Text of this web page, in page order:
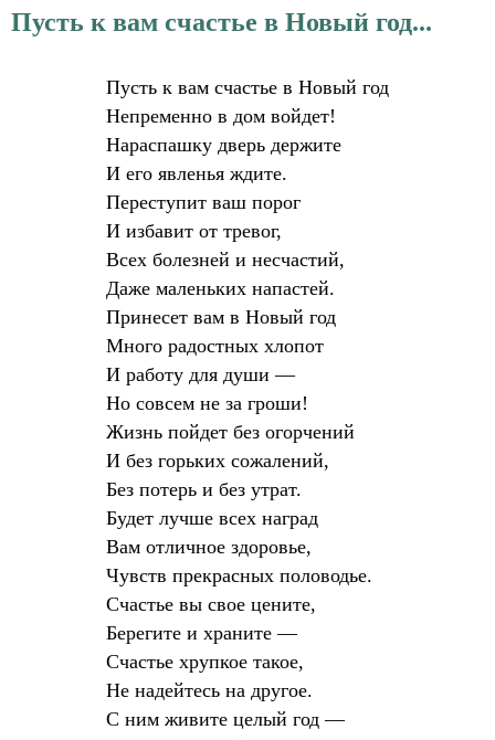
Пусть к вам счастье в Новый год...
Пусть к вам счастье в Новый год
Непременно в дом войдет!
Нараспашку дверь держите
И его явленья ждите.
Переступит ваш порог
И избавит от тревог,
Всех болезней и несчастий,
Даже маленьких напастей.
Принесет вам в Новый год
Много радостных хлопот
И работу для души —
Но совсем не за гроши!
Жизнь пойдет без огорчений
И без горьких сожалений,
Без потерь и без утрат.
Будет лучше всех наград
Вам отличное здоровье,
Чувств прекрасных половодье.
Счастье вы свое цените,
Берегите и храните —
Счастье хрупкое такое,
Не надейтесь на другое.
С ним живите целый год —